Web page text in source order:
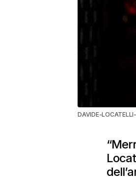
DAVIDE-